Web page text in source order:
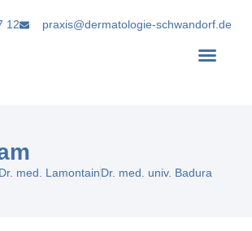
12 praxis@dermatologie-schwandorf.de
Dr. med. LamontainDr. med. univ. Badura